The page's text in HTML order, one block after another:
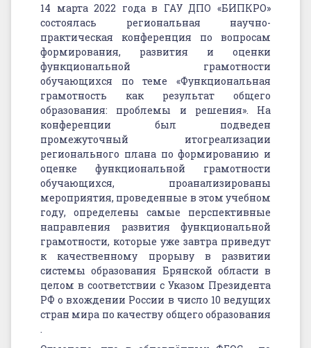
образования:
проблемы
решения
14 марта 2022 года в ГАУ ДПО «БИПКРО»
состоялась региональная научно-
практическая конференция по вопросам
формирования, развития и оценки
функциональной грамотности
обучающихся по теме «Функциональная
грамотность как результат общего
образования: проблемы и решения». На
конференции был подведен
промежуточный итогреализации
регионального плана по формированию и
оценке функциональной грамотности
обучающихся, проанализированы
мероприятия, проведенные в этом учебном
году, определены самые перспективные
направления развития функциональной
грамотности, которые уже завтра приведут
к качественному прорыву в развитии
системы образования Брянской области в
целом в соответствии с Указом Президента
РФ о вхождении России в число 10 ведущих
стран мира по качеству общего образования
.